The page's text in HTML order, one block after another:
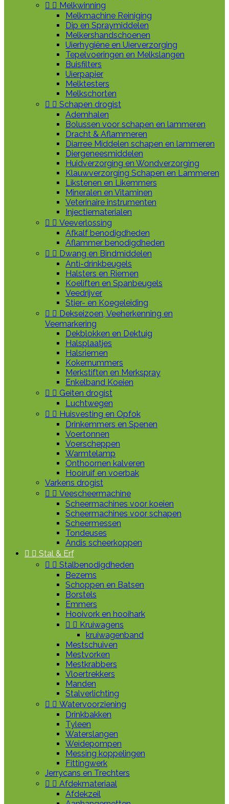
  Melkwinning
Melkmachine Reiniging
Dip en Spraymiddelen
Melkershandschoenen
Uierhygiëne en Uierverzorging
Tepelvoeringen en Melkslangen
Buisfilters
Uierpapier
Melktesters
Melkschorten
  Schapen drogist
Ademhalen
Bolussen voor schapen en lammeren
Dracht & Aflammeren
Diarree Middelen schapen en lammeren
Diergeneesmiddelen
Huidverzorging en Wondverzorging
Klauwverzorging Schapen en Lammeren
Likstenen en Likemmers
Mineralen en Vitaminen
Veterinaire instrumenten
Injectiematerialen
  Veeverlossing
Afkalf benodigdheden
Aflammer benodigdheden
  Dwang en Bindmiddelen
Anti-drinkbeugels
Halsters en Riemen
Koeliften en Spanbeugels
Veedrijver
Stier- en Koegeleiding
  Dekseizoen, Veeherkenning en
Veemarkering
Dekblokken en Dektuig
Halsplaatjes
Halsriemen
Kokernummers
Merkstiften en Merkspray
Enkelband Koeien
  Geiten drogist
Luchtwegen
  Huisvesting en Opfok
Drinkemmers en Spenen
Voertonnen
Voerscheppen
Warmtelamp
Onthoornen kalveren
Hooiruif en voerbak
Varkens drogist
  Veescheermachine
Scheermachines voor koeien
Scheermachines voor schapen
Scheermessen
Tondeuses
Andis scheerkoppen
  Stal & Erf
  Stalbenodigdheden
Bezems
Schoppen en Batsen
Borstels
Emmers
Hooivork en hooihark
  Kruiwagens
kruiwagenband
Mestschuiven
Mestvorken
Mestkrabbers
Vloertrekkers
Manden
Stalverlichting
  Watervoorziening
Drinkbakken
Tyleen
Waterslangen
Weidepompen
Messing koppelingen
Fittingwerk
Jerrycans en Trechters
  Afdekmateriaal
Afdekzeil